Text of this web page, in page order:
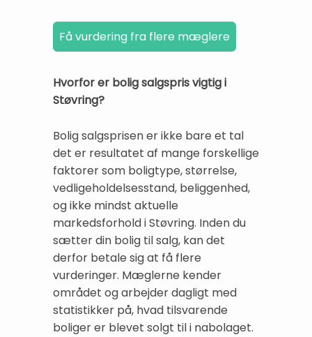
Hvorfor er bolig salgspris vigtig i
Støvring?
Bolig salgsprisen er ikke bare et tal
det er resultatet af mange forskellige
faktorer som boligtype, størrelse,
vedligeholdelsesstand, beliggenhed,
og ikke mindst aktuelle
markedsforhold i Støvring. Inden du
sætter din bolig til salg, kan det
derfor betale sig at få flere
vurderinger. Mæglerne kender
området og arbejder dagligt med
statistikker på, hvad tilsvarende
boliger er blevet solgt til i nabolaget.